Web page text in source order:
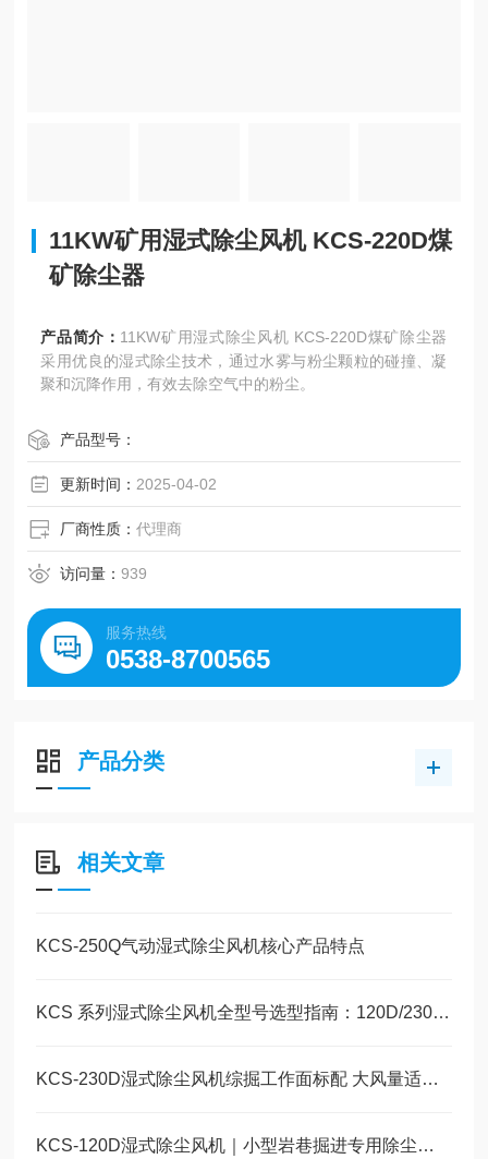
11KW矿用湿式除尘风机 KCS-220D煤
矿除尘器
产品简介： 11KW矿用湿式除尘风机 KCS-220D煤矿除尘器
采用优良的湿式除尘技术，通过水雾与粉尘颗粒的碰撞、凝
聚和沉降作用，有效去除空气中的粉尘。
产品型号：
更新时间： 2025-04-02
厂商性质：代理商
访问量：939
服务热线
0538-8700565
产品分类
相关文章
KCS-250Q气动湿式除尘风机核心产品特点
KCS 系列湿式除尘风机全型号选型指南：120D/230D/410D 工况适配对照表
KCS-230D湿式除尘风机综掘工作面标配 大风量适配综掘高效降尘
KCS-120D湿式除尘风机｜小型岩巷掘进专用除尘设备， 低耗适配窄巷道